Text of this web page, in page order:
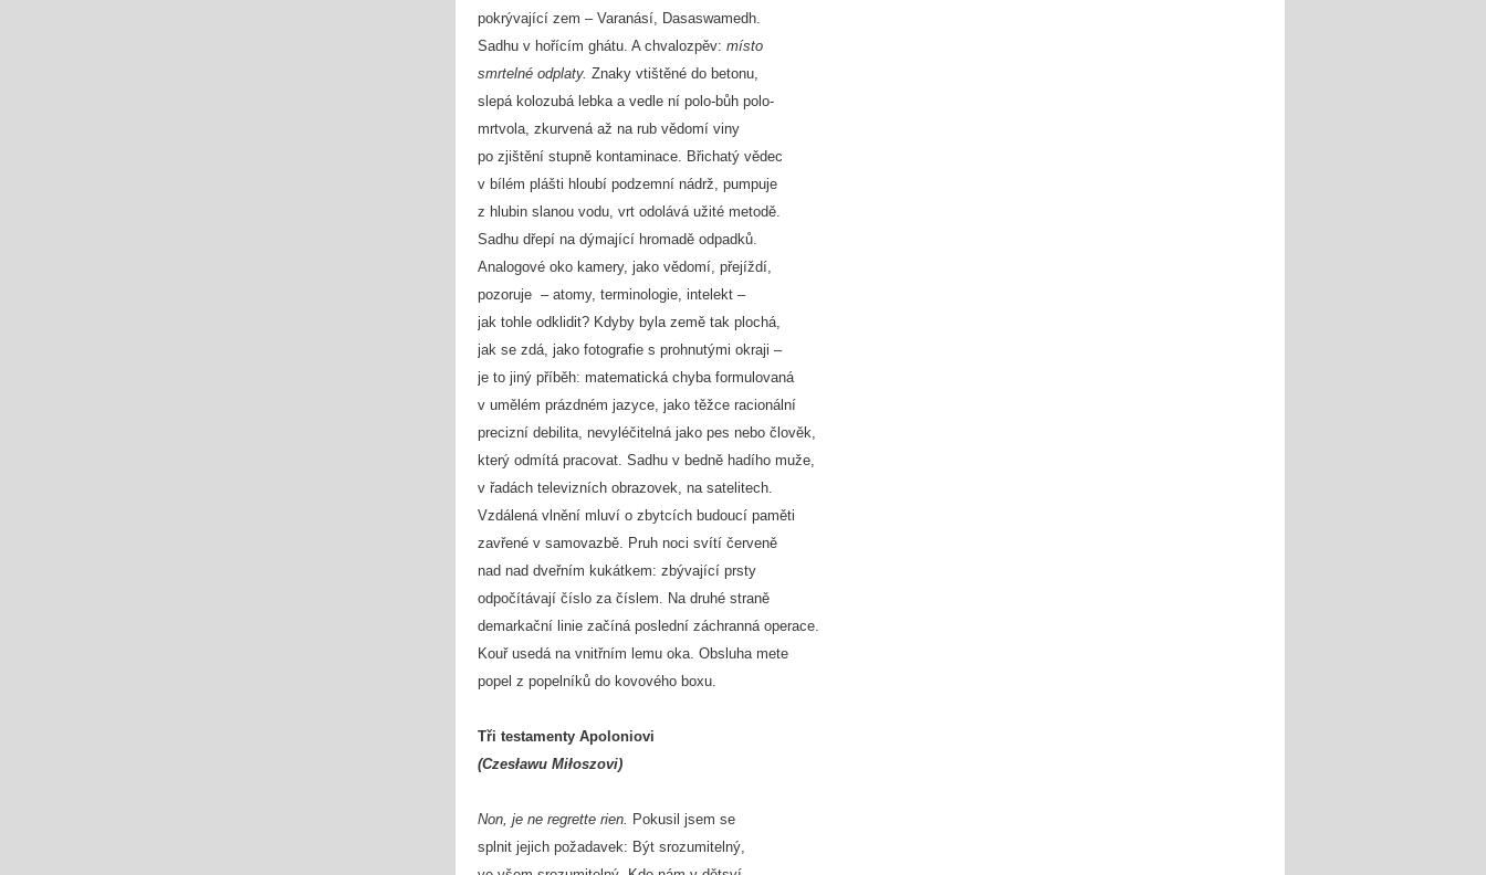
pokrývající zem – Varanásí, Dasaswamedh.
Sadhu v hořícím ghátu. A chvalozpěv: místo
smrtelné odplaty. Znaky vtištěné do betonu,
slepá kolozubá lebka a vedle ní polo-bůh polo-
mrtvola, zkurvená až na rub vědomí viny
po zjištění stupně kontaminace. Břichatý vědec
v bílém plášti hloubí podzemní nádrž, pumpuje
z hlubin slanou vodu, vrt odolává užité metodě.
Sadhu dřepí na dýmající hromadě odpadků.
Analogové oko kamery, jako vědomí, přejíždí,
pozoruje – atomy, terminologie, intelekt –
jak tohle odklidit? Kdyby byla země tak plochá,
jak se zdá, jako fotografie s prohnutými okraji –
je to jiný příběh: matematická chyba formulovaná
v umělém prázdném jazyce, jako těžce racionální
precizní debilita, nevyléčitelná jako pes nebo člověk,
který odmítá pracovat. Sadhu v bedně hadího muže,
v řadách televizních obrazovek, na satelitech.
Vzdálená vlnění mluví o zbytcích budoucí paměti
zavřené v samovazbě. Pruh noci svítí červeně
nad nad dveřním kukátkem: zbývající prsty
odpočítávají číslo za číslem. Na druhé straně
demarkační linie začíná poslední záchranná operace.
Kouř usedá na vnitřním lemu oka. Obsluha mete
popel z popelníků do kovového boxu.
Tři testamenty Apoloniovi
(Czesławu Miłoszovi)
Non, je ne regrette rien. Pokusil jsem se
splnit jejich požadavek: Být srozumitelný,